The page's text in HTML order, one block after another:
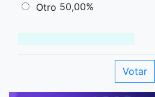
Otro 50,00%